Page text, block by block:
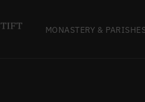
MONASTERY &